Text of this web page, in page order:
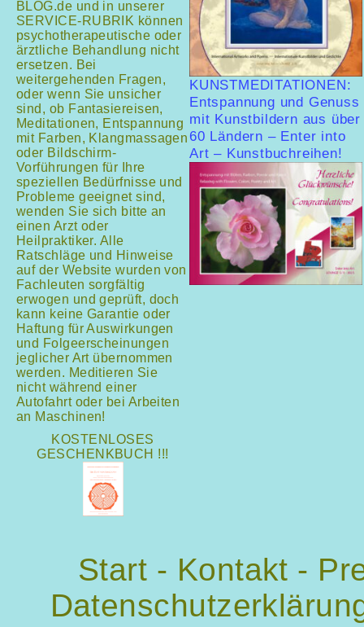
BLOG.de und in unserer
SERVICE-RUBRIK können
psychotherapeutische oder
ärztliche Behandlung nicht
ersetzen. Bei
weitergehenden Fragen,
oder wenn Sie unsicher
sind, ob Fantasiereisen,
Meditationen, Entspannung
mit Farben, Klangmassagen
oder Bildschirm-
Vorführungen für Ihre
speziellen Bedürfnisse und
Probleme geeignet sind,
wenden Sie sich bitte an
einen Arzt oder
Heilpraktiker. Alle
Ratschläge und Hinweise
auf der Website wurden von
Fachleuten sorgfältig
erwogen und geprüft, doch
kann keine Garantie oder
Haftung für Auswirkungen
und Folgeerscheinungen
jeglicher Art übernommen
werden. Meditieren Sie
nicht während einer
Autofahrt oder bei Arbeiten
an Maschinen!
KOSTENLOSES
GESCHENKBUCH !!!
KUNSTMEDITATIONEN:
Entspannung und Genuss
mit Kunstbildern aus über
60 Ländern – Enter into
Art – Kunstbuchreihen!
Start - Kontakt -